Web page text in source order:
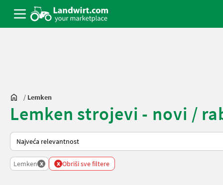
/ Lemken
Lemken strojevi - novi /
Način na koji sortira Landwirt.com
Lemken x x Obriši sve filtere